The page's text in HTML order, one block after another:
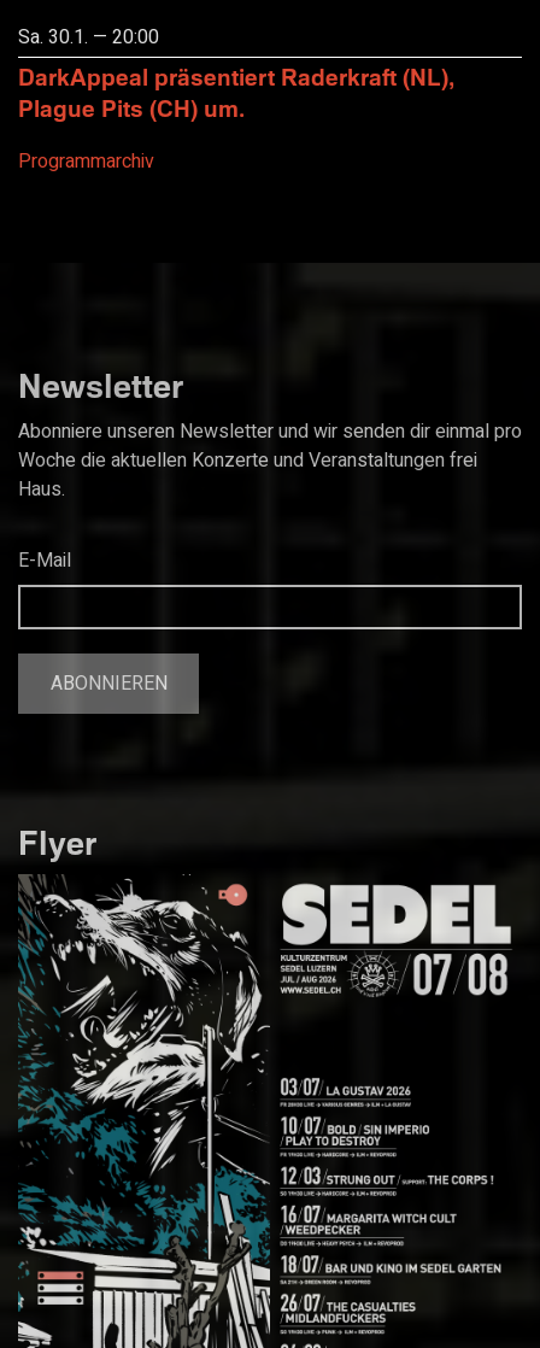
Sa. 30.1. — 20:00
DarkAppeal präsentiert Raderkraft (NL),
Plague Pits (CH) um.
Programmarchiv
Newsletter
Abonniere unseren Newsletter und wir senden dir einmal pro
Woche die aktuellen Konzerte und Veranstaltungen frei
Haus.
E-Mail
Flyer